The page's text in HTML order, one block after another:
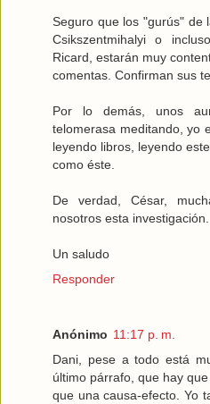
Seguro que los "gurús" de
Csikszentmihalyi o
Ricard, estarán muy
comentas. Confirman sus
Por lo demás, unos
telomerasa meditando, yo
leyendo libros, leyendo
como éste.
De verdad, César,
nosotros esta investigación.
Un saludo
Responder
Anónimo 11:17 p. m.
Dani, pese a todo está
último párrafo, que hay
que una causa-efecto. Yo